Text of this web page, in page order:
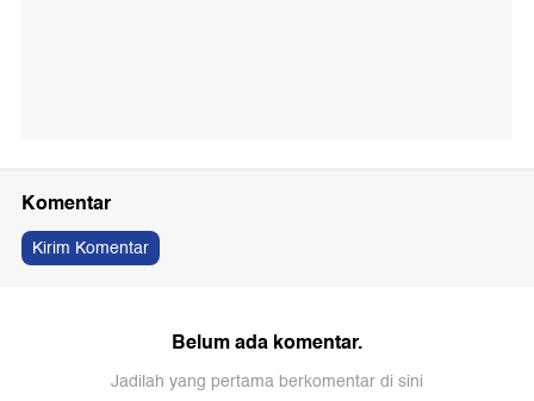
Komentar
Kirim Komentar
Belum ada komentar.
Jadilah yang pertama berkomentar di sini